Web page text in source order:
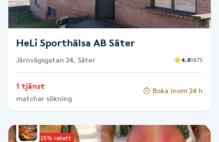
Fransk manikyr
Fransrengöring
Frekvensterapi
Friskvård
Friskvårdsmassage
HeLi Sporthälsa AB Säter
Järnvägsgatan 24, Säter 4.81875
1 tjänst
matchar sökning
Boka inom 24 h
Upp till 25% rabatt